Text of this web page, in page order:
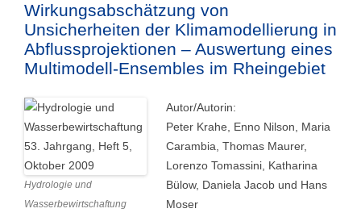
Wirkungsabschätzung von
Unsicherheiten der Klimamodellierung in
Abflussprojektionen – Auswertung eines
Multimodell-Ensembles im Rheingebiet
Hydrologie und
Wasserbewirtschaftung
Autor/Autorin:
Peter Krahe, Enno Nilson, Maria
Carambia, Thomas Maurer,
Lorenzo Tomassini, Katharina
Bülow, Daniela Jacob und Hans
Moser